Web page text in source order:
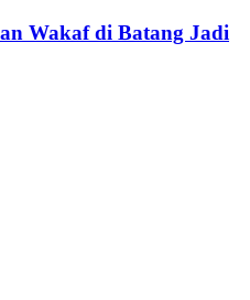
Wakaf di Batang Jadi